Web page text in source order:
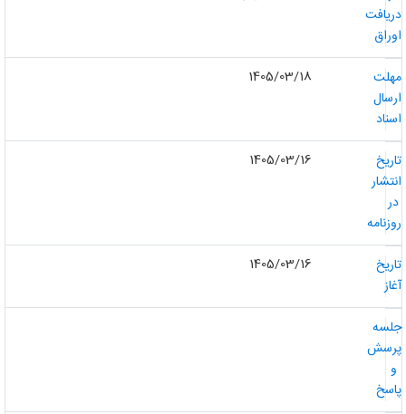
1405/03/18
1405/03/16
1405/03/16